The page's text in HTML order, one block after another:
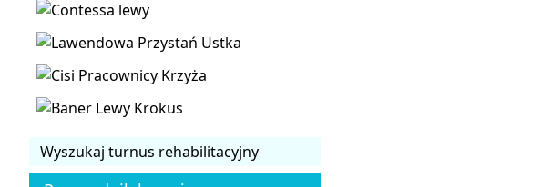
Wyszukaj turnus rehabilitacyjny